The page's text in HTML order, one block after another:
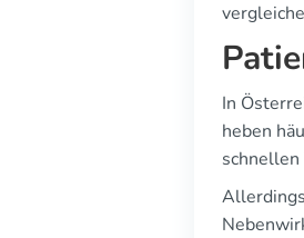
In
heben